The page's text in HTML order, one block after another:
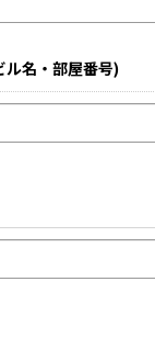
ル名・部屋番号)